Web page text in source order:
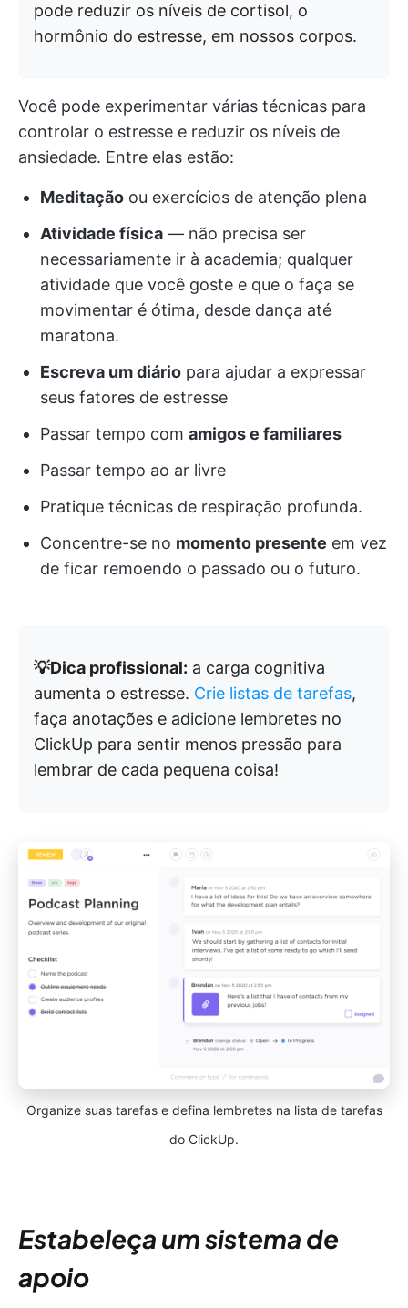
pode reduzir os níveis de cortisol, o
hormônio do estresse, em nossos corpos.
Você pode experimentar várias técnicas para
controlar o estresse e reduzir os níveis de
ansiedade. Entre elas estão:
Meditação ou exercícios de atenção plena
Atividade física — não precisa ser
necessariamente ir à academia; qualquer
atividade que você goste e que o faça se
movimentar é ótima, desde dança até
maratona.
Escreva um diário para ajudar a expressar
seus fatores de estresse
Passar tempo com amigos e familiares
Passar tempo ao ar livre
Pratique técnicas de respiração profunda.
Concentre-se no momento presente em vez
de ficar remoendo o passado ou o futuro.
💡Dica profissional: a carga cognitiva
aumenta o estresse. Crie listas de tarefas,
faça anotações e adicione lembretes no
ClickUp para sentir menos pressão para
lembrar de cada pequena coisa!
Organize suas tarefas e defina lembretes na lista de tarefas
do ClickUp.
Estabeleça um sistema de
apoio